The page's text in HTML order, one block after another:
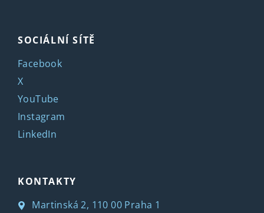
SOCIÁLNÍ SÍTĚ
Facebook
X
YouTube
Instagram
LinkedIn
KONTAKTY
Martinská 2, 110 00 Praha 1